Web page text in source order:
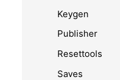
Keygen
Publisher
Resettools
Saves